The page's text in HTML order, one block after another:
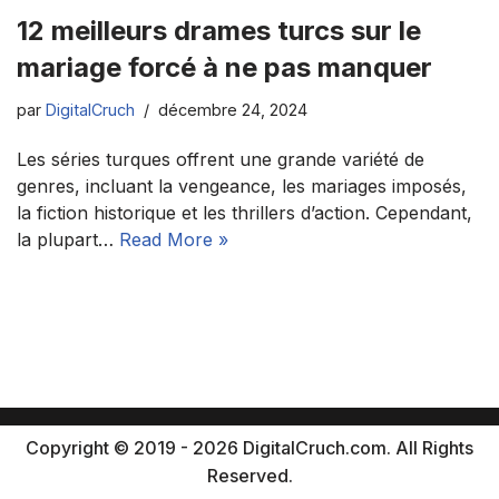
12 meilleurs drames turcs sur le
mariage forcé à ne pas manquer
par DigitalCruch décembre 24, 2024
Les séries turques offrent une grande variété de
genres, incluant la vengeance, les mariages imposés,
la fiction historique et les thrillers d’action. Cependant,
la plupart… Read More »
Copyright © 2019 - 2026 DigitalCruch.com. All Rights
Reserved.